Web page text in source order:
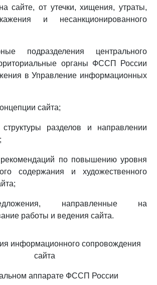
сайте, от утечки, хищения, утраты,
и несанкционированного
подразделения центрального
органы ФССП России
в Управление информационных
сайта;
разделов и направлении
рекомендаций по повышению уровня
содержания и художественного
направленные на
работы и ведения сайта.
информационного сопровождения
сайта
аппарате ФССП России